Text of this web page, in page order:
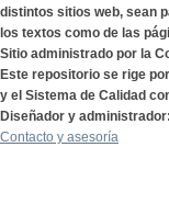
distintos sitios web, sean
los textos como de las
Sitio administrado por la
Este repositorio se rige
y el Sistema de Calidad
Diseñador y
Contacto y asesoría